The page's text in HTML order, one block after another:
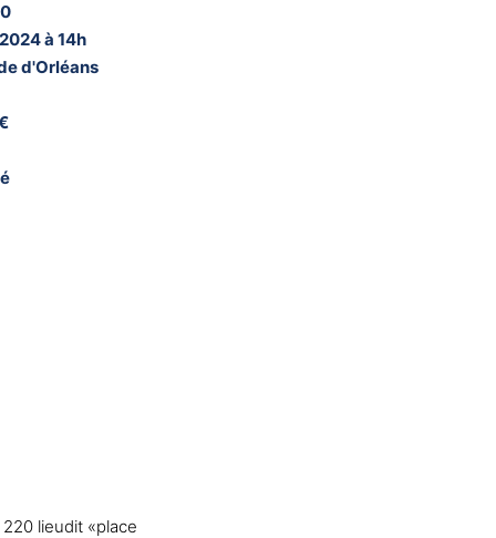
à 14h
d'Orléans
220 lieudit «place